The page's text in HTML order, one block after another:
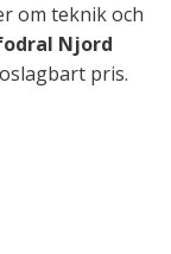
om teknik och
Njord
pris.